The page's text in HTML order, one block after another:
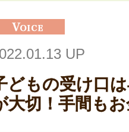
UP
どもの受け口
大切！手間も